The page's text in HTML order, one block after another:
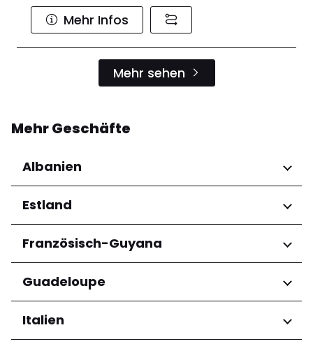
Mehr Infos
Mehr sehen
Mehr Geschäfte
Albanien
Regionen
Qarku i Tiranës
Estland
Regionen
Harju maakond
Tartu maakond
Französisch-Guyana
Regionen
Arrondissement de Cayenne
Guadeloupe
Regionen
Grande-Terre
Italien